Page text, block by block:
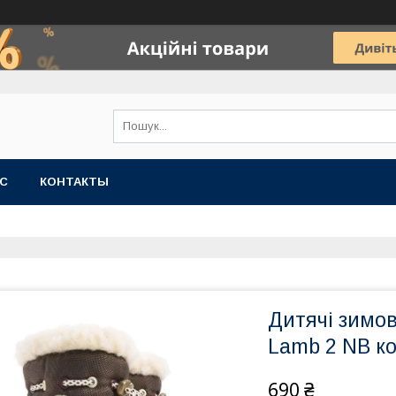
КОНТАКТЫ
Дитячі
Lamb 2 NB
690 ₴